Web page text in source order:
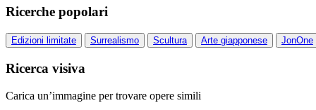
Ricerche popolari
Edizioni limitate Surrealismo Scultura Arte giapponese JonOne
Ricerca visiva
Carica un’immagine per trovare opere simili